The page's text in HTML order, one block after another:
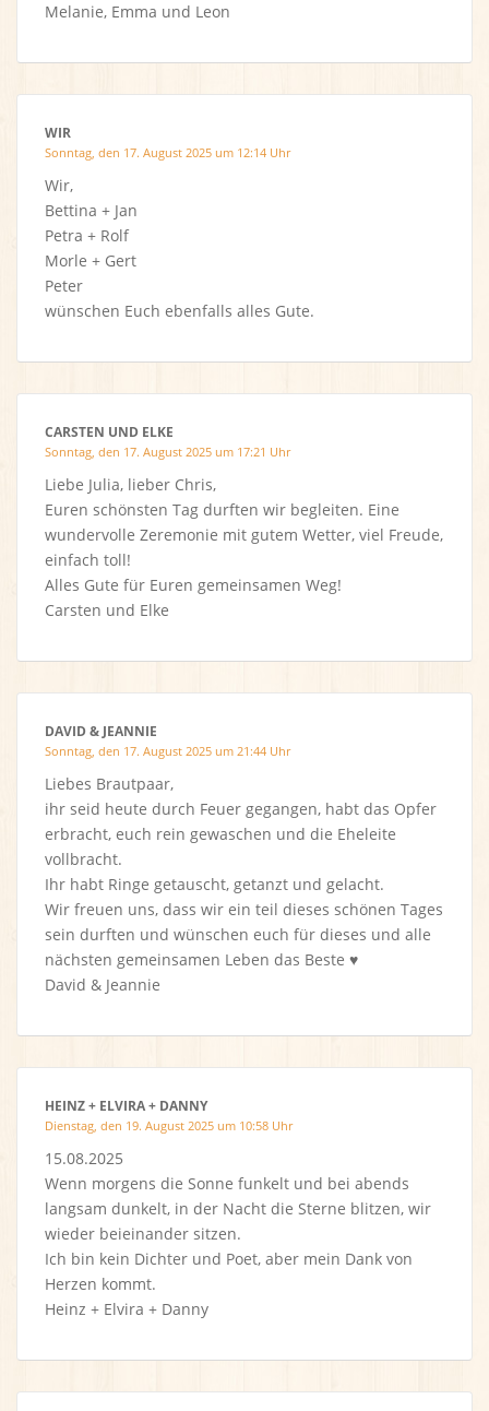
Melanie, Emma und Leon
WIR
Sonntag, den 17. August 2025 um 12:14 Uhr
Wir,
Bettina + Jan
Petra + Rolf
Morle + Gert
Peter
wünschen Euch ebenfalls alles Gute.
CARSTEN UND ELKE
Sonntag, den 17. August 2025 um 17:21 Uhr
Liebe Julia, lieber Chris,
Euren schönsten Tag durften wir begleiten. Eine
wundervolle Zeremonie mit gutem Wetter, viel Freude,
einfach toll!
Alles Gute für Euren gemeinsamen Weg!
Carsten und Elke
DAVID & JEANNIE
Sonntag, den 17. August 2025 um 21:44 Uhr
Liebes Brautpaar,
ihr seid heute durch Feuer gegangen, habt das Opfer
erbracht, euch rein gewaschen und die Eheleite
vollbracht.
Ihr habt Ringe getauscht, getanzt und gelacht.
Wir freuen uns, dass wir ein teil dieses schönen Tages
sein durften und wünschen euch für dieses und alle
nächsten gemeinsamen Leben das Beste ♥️
David & Jeannie
HEINZ + ELVIRA + DANNY
Dienstag, den 19. August 2025 um 10:58 Uhr
15.08.2025
Wenn morgens die Sonne funkelt und bei abends
langsam dunkelt, in der Nacht die Sterne blitzen, wir
wieder beieinander sitzen.
Ich bin kein Dichter und Poet, aber mein Dank von
Herzen kommt.
Heinz + Elvira + Danny